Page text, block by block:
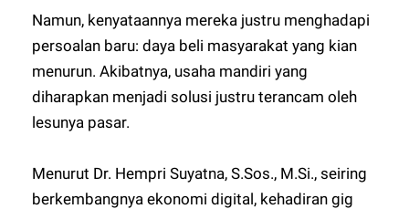
Namun, kenyataannya mereka justru menghadapi
persoalan baru: daya beli masyarakat yang kian
menurun. Akibatnya, usaha mandiri yang
diharapkan menjadi solusi justru terancam oleh
lesunya pasar.
Menurut Dr. Hempri Suyatna, S.Sos., M.Si., seiring
berkembangnya ekonomi digital, kehadiran gig